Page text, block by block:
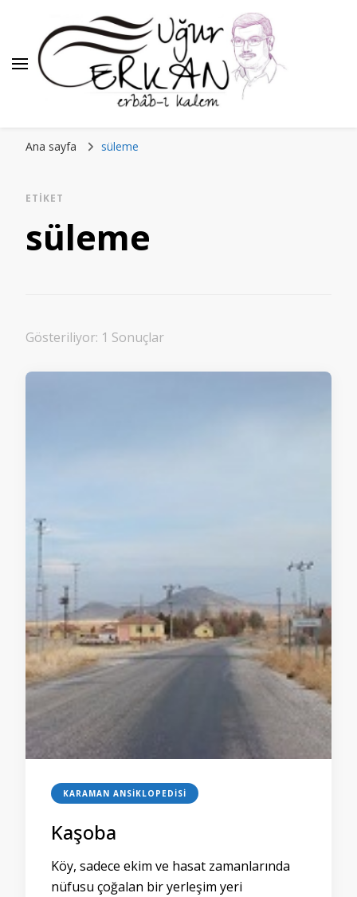
Ana sayfa süleme
ETIKET
süleme
Gösteriliyor: 1 Sonuçlar
KARAMAN ANSIKLOPEDISI
Kaşoba
Köy, sadece ekim ve hasat zamanlarında
nüfusu çoğalan bir yerleşim yeri